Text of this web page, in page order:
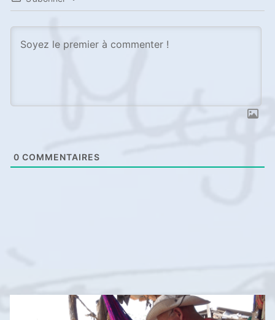
0 COMMENTAIRES